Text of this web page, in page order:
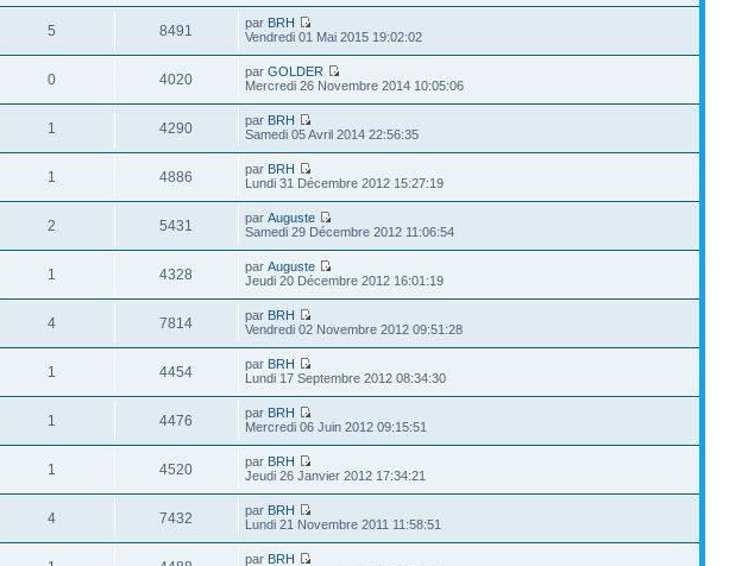
5 8491 par BRH
Vendredi 01 Mai 2015 19:02:02
0 4020 parGOLDER
Mercredi 26 Novembre 2014 10:05:06
1 4290 par BRH
Samedi 05 Avril 2014 22:56:35
1 4886 par BRH
Lundi 31 Décembre 2012 15:27:19
2 5431 parAuguste
Samedi 29 Décembre 2012 11:06:54
1 4328 parAuguste
Jeudi 20 Décembre 2012 16:01:19
4 7814 par BRH
Vendredi 02 Novembre 2012 09:51:28
1 4454 par BRH
Lundi 17 Septembre 2012 08:34:30
1 4476 par BRH
Mercredi 06 Juin 2012 09:15:51
1 4520 par BRH
Jeudi 26 Janvier 2012 17:34:21
4 7432 par BRH
Lundi 21 Novembre 2011 11:58:51
par BRH